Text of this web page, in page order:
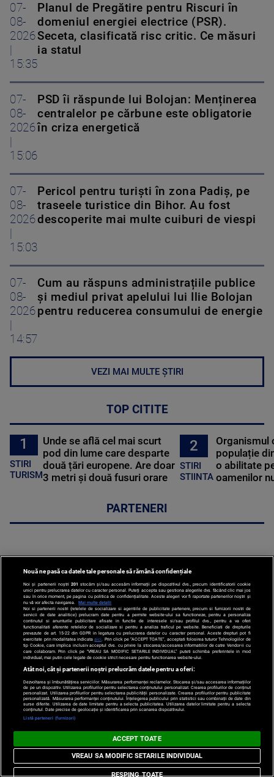
07-
08-
2026
15:35
Planul de Pregătire pentru Riscuri în
domeniul energiei electrice (PSR).
Seceta, clasificată risc critic. Ce măsuri
ia statul
07-
08-
2026
15:06
PSD îi răspunde lui Bolojan: Menținerea
centralelor pe cărbune este obligatorie
în criza energetică
07-
08-
2026
15:03
Pericol pentru turiști în zona Padiș, pe
traseele turistice din Bihor. Au fost
descoperite mai multe cuiburi de viespi
07-
08-
2026
14:57
Cum au răspuns administrațiile publice
și mediul privat apelului lui Ilie Bolojan
pentru reducerea consumului de energie
VEZI MAI MULTE ȘTIRI
TOP CITITE
1
STIRI
TURISM
Unde se află cel mai scurt
pod din lume care desparte
două țări europene. Are doar
3 metri și două fusuri orare
2
STIRI
STIINTA
Organismul
populație
o abilitate
oamenilor
PARTENERI
VIDEO VOYO
Nouă ne pasă ca datele tale personale să rămână confidențiale
Noi și partenerii noștri 201 stocăm și/sau accesăm informații pe dispozitivul dvs., precum identificatorii cookie
unici pentru prelucrarea datelor cu caracter personal. Puteți accepta sau gestiona alegerile dvs. făcând clic mai jos
sau în orice moment, pe pagina cu politica de confidențialitate. Aceste alegeri vor fi raportate partenerilor noștri și
nu vă vor afecta navigarea.
Mai multe detalii
Noi si partenerii nostri (retelele de socializare si agentiile de publicitate partenere, precum si furnizorii nostri de
servicii de date analitice) prelucram date pentru a permite website-ului sa functioneze, pentru a personaliza
continutul si anunturile publicitare afisate in functie de interesele si/sau profilul dvs., pentru a va oferi
functionalitati aferente retelelor de socializare si pentru a analiza traficul pe website. Beneficiati de drepturile
prevazute de art. 15-22 din GDPR in legatura cu prelucrarea datelor cu caracter personal. Aceste drepturi pot fi
exercitate prin modalitatea indicataaici . Prin click pe “ACCEPT TOATE”, acceptati folosirea tuturor Tehnologiilor de
tip Cookie, care implica inclusiv acceptul dvs. cu privire la stocarea/accesarea informatiilor de catre Vendor-ii cu
care colaboram. Prin click pe “VREAU SA MODIFIC SETARILE INDIVIDUAL” puteti schimba preferintele in mod
individual, mai putin cele legate de cookie strict necesare pentru functionarea website-ului.
Atât noi, cât și partenerii noștri prelucrăm datele pentru a oferi:
Dezvoltarea și îmbunătățirea serviciilor. Măsurarea performanței reclamelor. Stocarea și/sau accesarea informațiilor
de pe un dispozitiv. Utilizarea profilurilor pentru selectarea conținutului personalizat. Crearea profilurilor de conținut
personalizat. Utilizarea profilurilor pentru selectarea publicității personalizate. Crearea profilurilor pentru publicitate
personalizată. Măsurarea performanței conținutului. Înțelegerea publicului prin statistici sau combinații de date din
surse diferite. Utilizarea de date limitate pentru a selecta publicitatea. Utilizarea datelor limitate pentru a selecta
conținutul. Date precise de geolocație și identificarea prin scanarea dispozitivului.
Listă parteneri (furnizori)
ACCEPT TOATE
RESPING TOATE
VREAU SA MODIFIC SETARILE INDIVIDUAL